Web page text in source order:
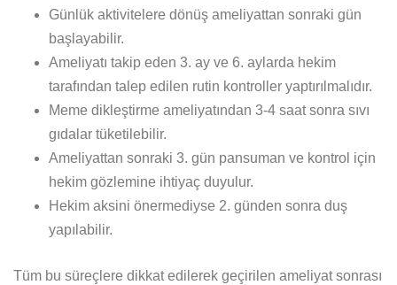
Günlük aktivitelere dönüş ameliyattan sonraki gün
başlayabilir.
Ameliyatı takip eden 3. ay ve 6. aylarda hekim
tarafından talep edilen rutin kontroller yaptırılmalıdır.
Meme dikleştirme ameliyatından 3-4 saat sonra sıvı
gıdalar tüketilebilir.
Ameliyattan sonraki 3. gün pansuman ve kontrol için
hekim gözlemine ihtiyaç duyulur.
Hekim aksini önermediyse 2. günden sonra duş
yapılabilir.
Tüm bu süreçlere dikkat edilerek geçirilen ameliyat sonrası